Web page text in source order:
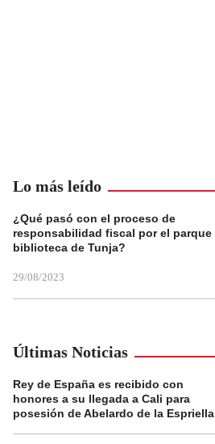
Lo más leído
¿Qué pasó con el proceso de
responsabilidad fiscal por el parque
biblioteca de Tunja?
29/08/2023
Últimas Noticias
Rey de España es recibido con
honores a su llegada a Cali para
posesión de Abelardo de la Espriella